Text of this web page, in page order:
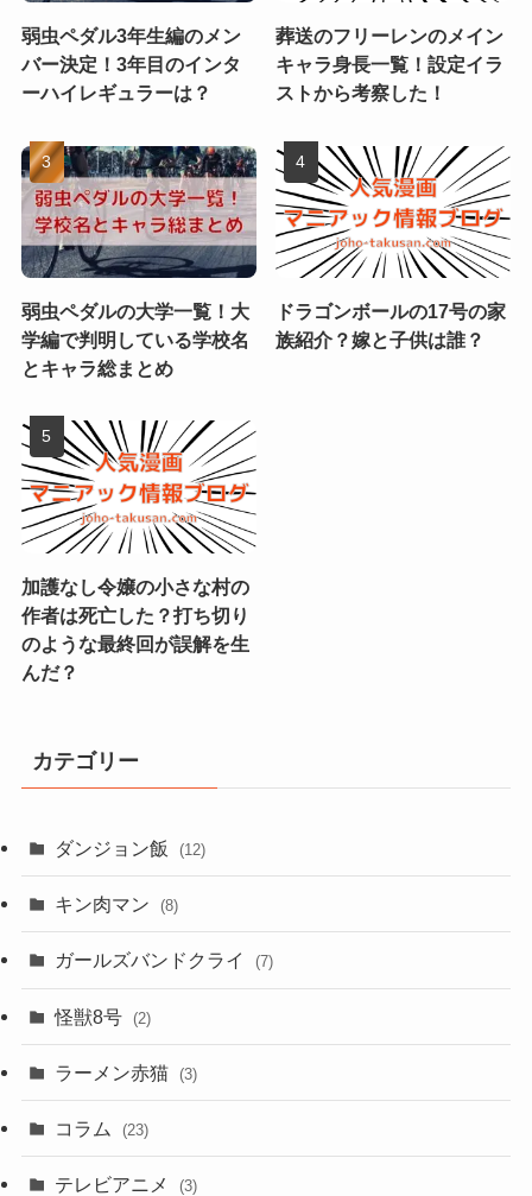
弱虫ペダル3年生編のメン
バー決定！3年目のインタ
ーハイレギュラーは？
葬送のフリーレンのメイン
キャラ身長一覧！設定イラ
ストから考察した！
弱虫ペダルの大学一覧！大
学編で判明している学校名
とキャラ総まとめ
ドラゴンボールの17号の家
族紹介？嫁と子供は誰？
加護なし令嬢の小さな村の
作者は死亡した？打ち切り
のような最終回が誤解を生
んだ？
カテゴリー
ダンジョン飯 (12)
キン肉マン (8)
ガールズバンドクライ (7)
怪獣8号 (2)
ラーメン赤猫 (3)
コラム (23)
テレビアニメ (3)